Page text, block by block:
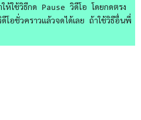
ห้ใช้วิธีกด Pause วิดีโอ โดยกดตรง
อชั่วคราวแล้วจดได้เลย ถ้าใช้วิธีอื่นพี่